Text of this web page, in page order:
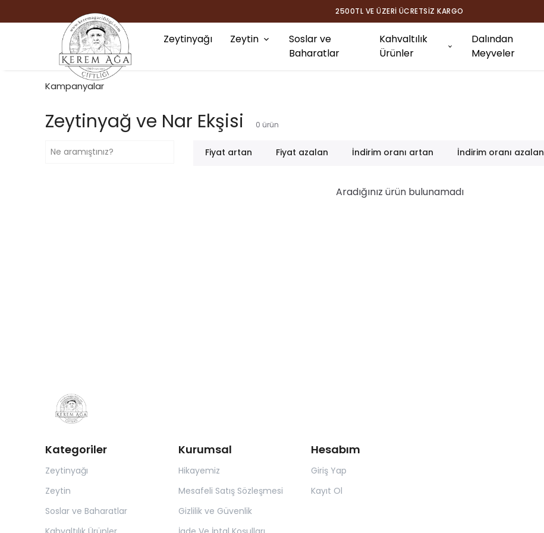
Zeytinyağı Zeytin
Soslar ve
Baharatlar
Kahvaltılık
Ürünler
Dalından
Meyveler
Kampanyalar
Zeytinyağ ve Nar Ekşisi 0 ürün
Fiyat artan Fiyat azalan İndirim oranı artan İndirim oranı azalan
Aradığınız ürün bulunamadı
Kategoriler
Zeytinyağı
Zeytin
Soslar ve Baharatlar
Kurumsal
Hikayemiz
Mesafeli Satış Sözleşmesi
Gizlilik ve Güvenlik
Hesabım
Giriş Yap
Kayıt Ol